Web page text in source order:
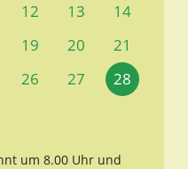
12 13
14
19 20
21
26 27
28
um 8.00 Uhr und